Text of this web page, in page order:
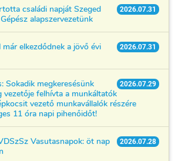
2026.07.31
családi napját Szeged
alapszervezetünk
2026.07.31
már elkezdődnek a jövő évi
2026.07.29
Sokadik megkeresésünk
vezetője felhívta a munkáltatók
vezető munkavállalók részére
11 óra napi pihenőidőt!
2026.07.28
Vasutasnapok: öt nap